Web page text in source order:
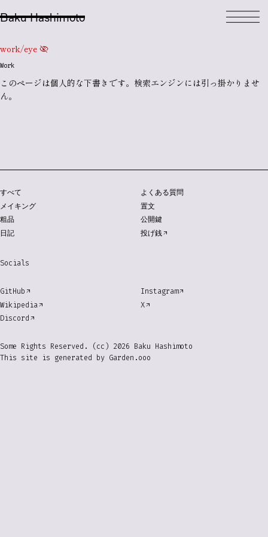
Baku Hashimoto
Work
work/eye visibility_off
このページは個人的な下書き です。検索エンジンには引っ掛かりませ
ん。
すべて
メイキング
粗品
日記
よくある質問
置文
公開鍵
投げ銭
Socials
GitHub
Wikipedia
Discord
Instagram
X
Some Rights Reserved. (cc) 2026 Baku Hashimoto
This site is generated by Garden.ooo